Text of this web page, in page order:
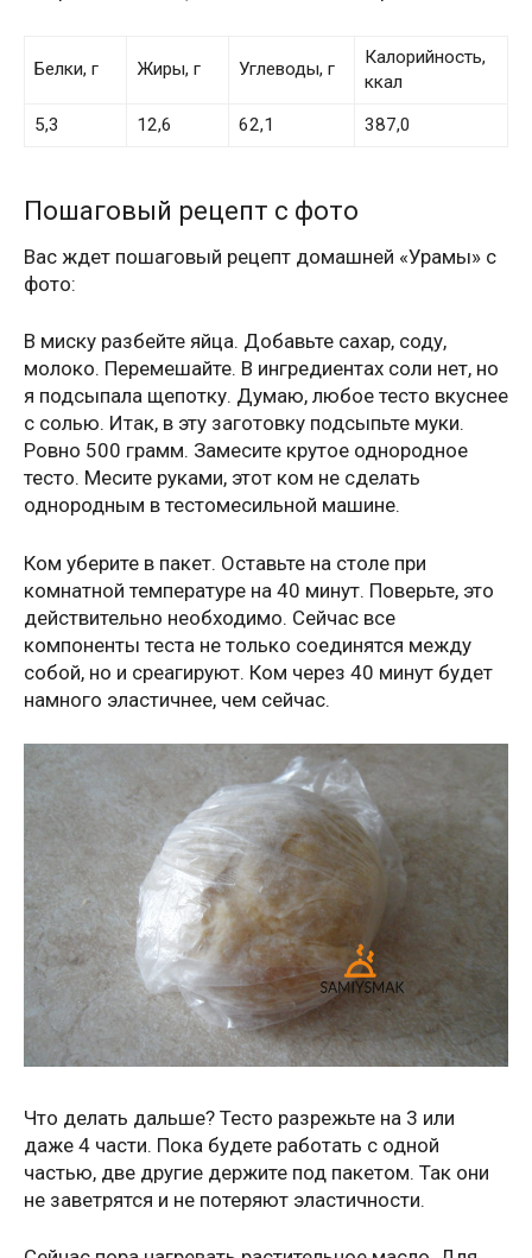
Белки, г Жиры, г Углеводы, г
Калорийность,
ккал
5,3
12,6 62,1 387,0
Пошаговый рецепт с фото
Вас ждет пошаговый рецепт домашней «Урамы» с
фото:
В миску разбейте яйца. Добавьте сахар, соду,
молоко. Перемешайте. В ингредиентах соли нет, но
я подсыпала щепотку. Думаю, любое тесто вкуснее
с солью. Итак, в эту заготовку подсыпьте муки.
Ровно 500 грамм. Замесите крутое однородное
тесто. Месите руками, этот ком не сделать
однородным в тестомесильной машине.
Ком уберите в пакет. Оставьте на столе при
комнатной температуре на 40 минут. Поверьте, это
действительно необходимо. Сейчас все
компоненты теста не только соединятся между
собой, но и среагируют. Ком через 40 минут будет
намного эластичнее, чем сейчас.
Что делать дальше? Тесто разрежьте на 3 или
даже 4 части. Пока будете работать с одной
частью, две другие держите под пакетом. Так они
не заветрятся и не потеряют эластичности.